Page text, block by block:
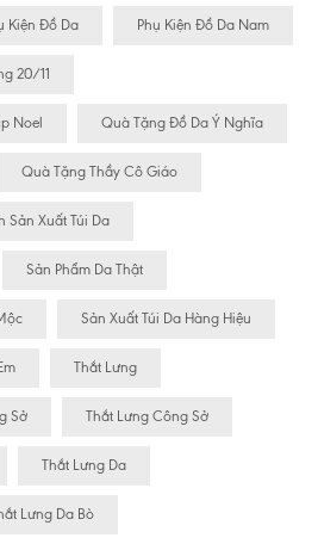
Kiện Đồ Da Phụ Kiện Đồ Da Nam
20/11
Noel Quà Tặng Đồ Da Ý Nghĩa
Quà Tặng Thầy Cô Giáo
Sản Xuất Túi Da
Sản Phẩm Da Thật
Sản Xuất Túi Da Hàng Hiệu
Thắt Lưng
Sở Thắt Lưng Công Sở
Thắt Lưng Da
Lưng Da Bò